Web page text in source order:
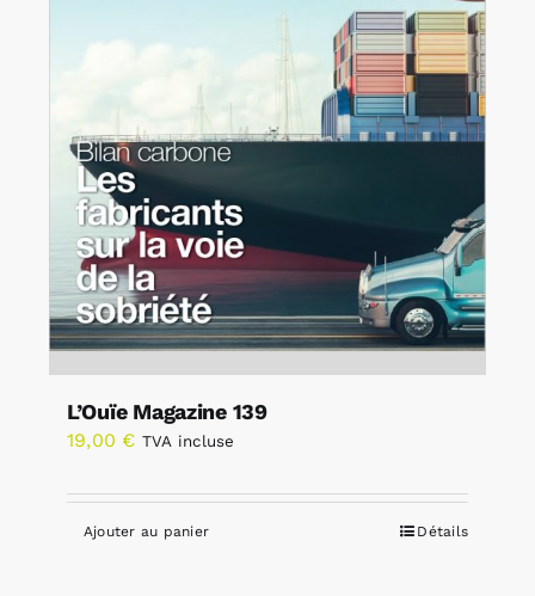
L’Ouïe Magazine 139
19,00 € TVA incluse
Ajouter au panier Détails